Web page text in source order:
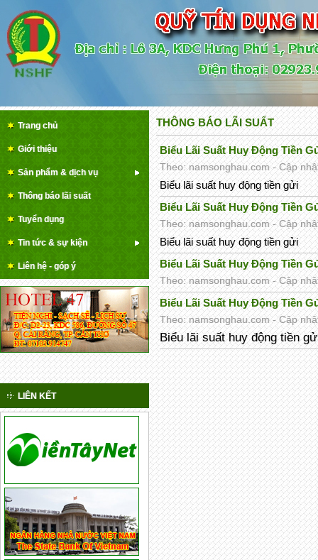
Trang chủ
Giới thiệu
Sản phẩm & dịch vụ
Thông báo lãi suất
Tuyển dụng
Tin tức & sự kiện
Liên hệ - góp ý
LIÊN KẾT
THÔNG BÁO LÃI SUẤT
Biểu Lãi Suất Huy Động Tiền
Theo: namsonghau.com - Cập
Biểu lãi suất huy động tiền gửi
Biểu Lãi Suất Huy Động Tiền
Theo: namsonghau.com - Cập
Biểu lãi suất huy động tiền gửi
Biểu Lãi Suất Huy Động Tiền
Theo: namsonghau.com - Cập
Biểu Lãi Suất Huy Động Tiền
Theo: namsonghau.com - Cập
Biểu lãi suất huy động tiền